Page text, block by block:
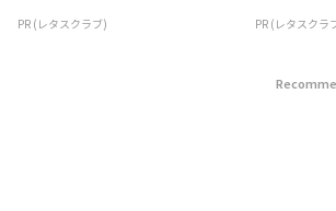
PR (レタスクラブ) PR (レタスクラ